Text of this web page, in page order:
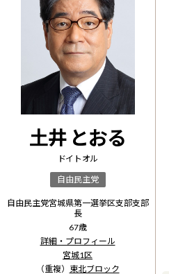
土井 とおる
ドイ トオル
自由民主党
自由民主党宮城県第一選挙区支部支部
長
67歳
詳細・プロフィール
宮城1区
（重複） 東北ブロック